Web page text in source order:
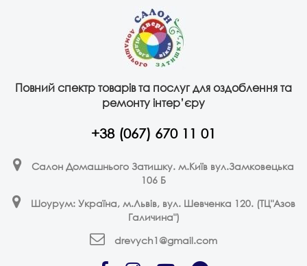
Повний спектр товарів та послуг для оздоблення та
ремонту інтер’єру
+38 (067) 670 11 01
Салон Домашнього Затишку. м.Київ вул.Замковецька
106 Б
Шоурум: Україна, м.Львів, вул. Шевченка 120. (ТЦ"Азов
Галичина")
drevych1@gmail.com